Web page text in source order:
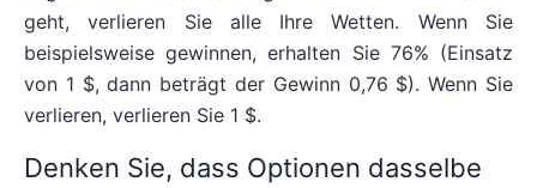
geht, verlieren Sie alle Ihre Wetten. Wenn Sie
beispielsweise gewinnen, erhalten Sie 76% (Einsatz
von 1 $, dann beträgt der Gewinn 0,76 $). Wenn Sie
verlieren, verlieren Sie 1 $.
Denken Sie, dass Optionen dasselbe